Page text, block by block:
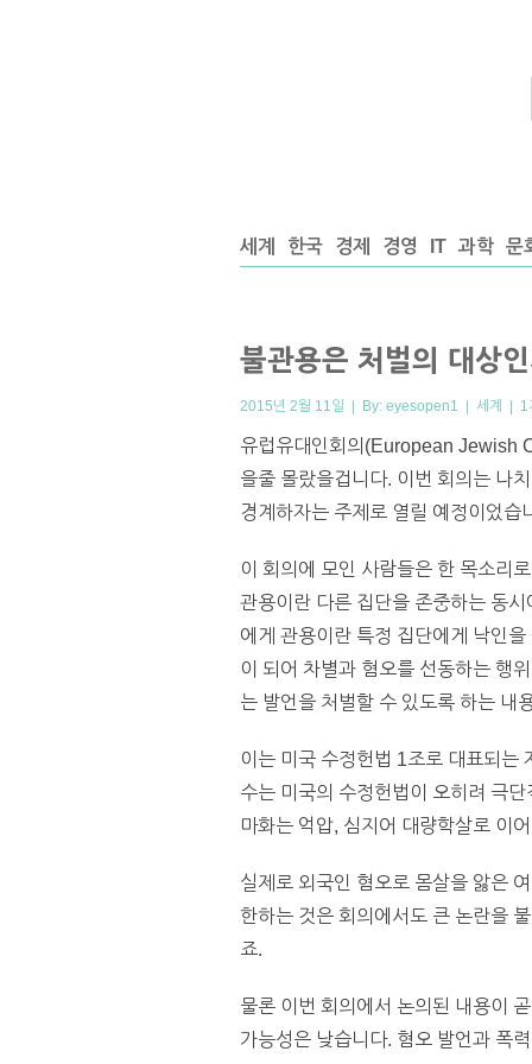
세계 한국 경제 경영 IT 과학 문
불관용은 처벌의 대상
2015년 2월 11일 | By: eyesopen1 | 세계 | 1
유럽유대인회의(European Jewish
을줄 몰랐을겁니다. 이번 회의는 나
경계하자는 주제로 열릴 예정이었습
이 회의에 모인 사람들은 한 목소리
관용이란 다른 집단을 존중하는 동
에게 관용이란 특정 집단에게 낙인
이 되어 차별과 혐오를 선동하는 행
는 발언을 처벌할 수 있도록 하는 내
이는 미국 수정헌법 1조로 대표되는
수는 미국의 수정헌법이 오히려 극
마화는 억압, 심지어 대량학살로 이
실제로 외국인 혐오로 몸살을 앓은
한하는 것은 회의에서도 큰 논란을
죠.
물론 이번 회의에서 논의된 내용이
가능성은 낮습니다. 혐오 발언과 폭